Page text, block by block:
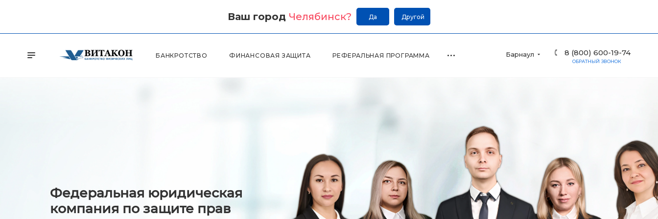
Ваш город Челябинск? Да Другой
Барнаул 8 (800) 600-19-74
БАНКРОТСТВО ФИНАНСОВАЯ ЗАЩИТА РЕФЕРАЛЬНАЯ ПРОГРАММА
ОБРАТНЫЙ ЗВОНОК
Федеральная юридическая
компания по защите прав